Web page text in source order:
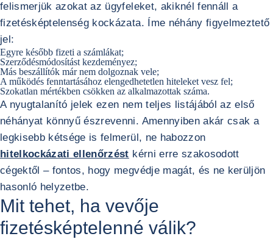
felismerjük azokat az ügyfeleket, akiknél fennáll a
fizetésképtelenség kockázata. Íme néhány figyelmeztető
jel:
Egyre később fizeti a számlákat;
Szerződésmódosítást kezdeményez;
Más beszállítók már nem dolgoznak vele;
A működés fenntartásához elengedhetetlen hiteleket vesz fel;
Szokatlan mértékben csökken az alkalmazottak száma.
A nyugtalanító jelek ezen nem teljes listájából az első
néhányat könnyű észrevenni. Amennyiben akár csak a
legkisebb kétsége is felmerül, ne habozzon
hitelkockázati ellenőrzést kérni erre szakosodott
cégektől – fontos, hogy megvédje magát, és ne kerüljön
hasonló helyzetbe.
Mit tehet, ha vevője
fizetésképtelenné válik?